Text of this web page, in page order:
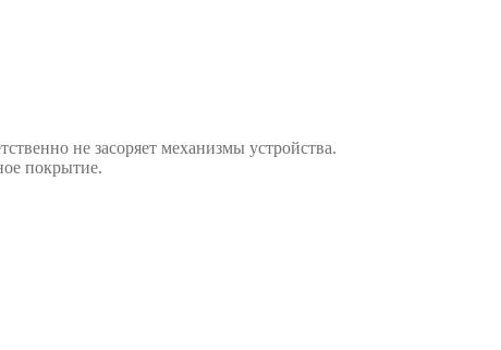
не засоряет механизмы устройства.
покрытие.